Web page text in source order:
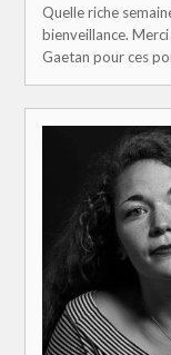
Quelle riche
bienveillance.
Gaetan pour ces